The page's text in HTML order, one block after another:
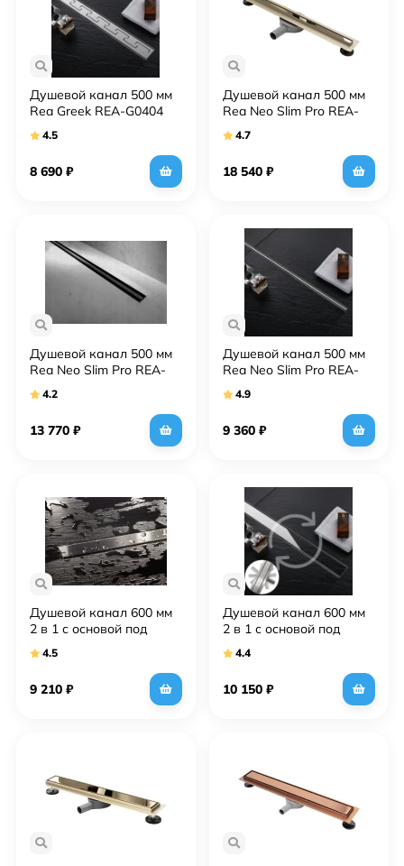
Душевой канал 500 мм
Rea Greek REA-G0404
4.5
8 690 ₽
Душевой канал 500 мм
Rea Neo Slim Pro REA-
4.7
18 540 ₽
Душевой канал 500 мм
Rea Neo Slim Pro REA-
4.2
13 770 ₽
Душевой канал 500 мм
Rea Neo Slim Pro REA-
4.9
9 360 ₽
Душевой канал 600 мм
2 в 1 с основой под
REA-G0091
4.5
9 210 ₽
Душевой канал 600 мм
2 в 1 с основой под
Pro REA-G0900
4.4
10 150 ₽